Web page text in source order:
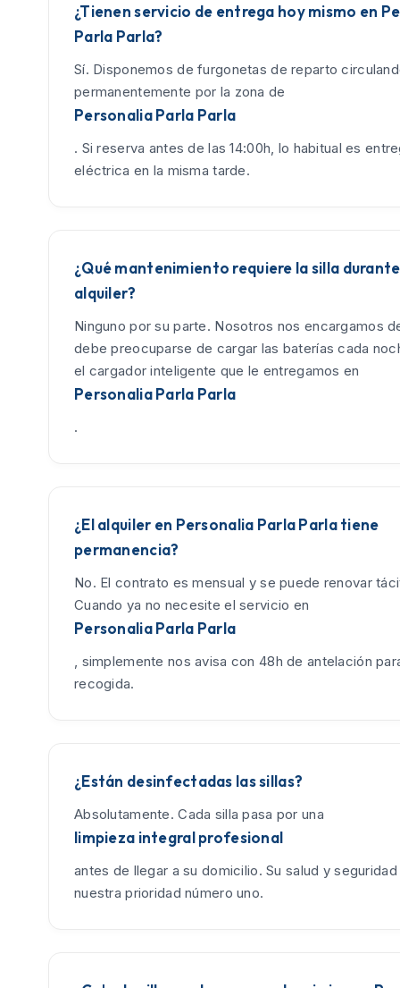
¿Tienen servicio de entrega hoy mismo en
Parla Parla?
Sí. Disponemos de furgonetas de reparto
permanentemente por la zona de
Personalia Parla Parla
. Si reserva antes de las 14:00h, lo habitual es
eléctrica en la misma tarde.
¿Qué mantenimiento requiere la silla
alquiler?
Ninguno por su parte. Nosotros nos encargamos
debe preocuparse de cargar las baterías cada
el cargador inteligente que le entregamos en
Personalia Parla Parla
.
¿El alquiler en Personalia Parla Parla tiene
permanencia?
No. El contrato es mensual y se puede renovar
Cuando ya no necesite el servicio en
Personalia Parla Parla
, simplemente nos avisa con 48h de antelación
recogida.
¿Están desinfectadas las sillas?
Absolutamente. Cada silla pasa por una
limpieza integral profesional
antes de llegar a su domicilio. Su salud y
nuestra prioridad número uno.